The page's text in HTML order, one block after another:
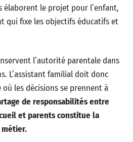
élaborent le projet pour l’enfant,
qui fixe les objectifs éducatifs et
l’autorité parentale dans
L’assistant familial doit donc
les décisions se prennent à
de responsabilités entre
et parents constitue la